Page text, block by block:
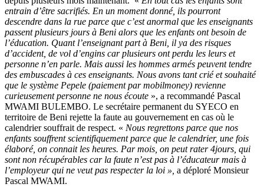
entrain d’être sacrifiés. En un moment donné, ils pourront
descendre dans la rue parce que c’est anormal que les enseignants
passent plusieurs jours à Beni alors que les enfants ont besoin de
l’éducation. Quant l’enseignant part à Beni, il ya des risques
d’accident, de vol d’engins car plusieurs ont perdu les leurs et
personne n’en parle. Mais aussi les hommes armés peuvent tendre
des embuscades à ces enseignants. Nous avons tant crié et souhaité
que le système Pepele (paiement par mobilmoney) revienne
curieusement personne ne nous écoute », a recommandé Pascal
MWAMI BULEMBO. Le secrétaire permanent du SYECO en
territoire de Beni rejette la faute au gouvernement en cas où le
calendrier souffrait de respect. « Nous regrettons parce que nos
enfants souffrent scientifiquement parce que le calendrier, une fois
élaboré, on connait les heures. Par mois, on peut rater 4jours, qui
sont non récupérables car la faute n’est pas à l’éducateur mais à
l’employeur qui ne veut pas respecter la loi », a déploré Monsieur
Pascal MWAMI.